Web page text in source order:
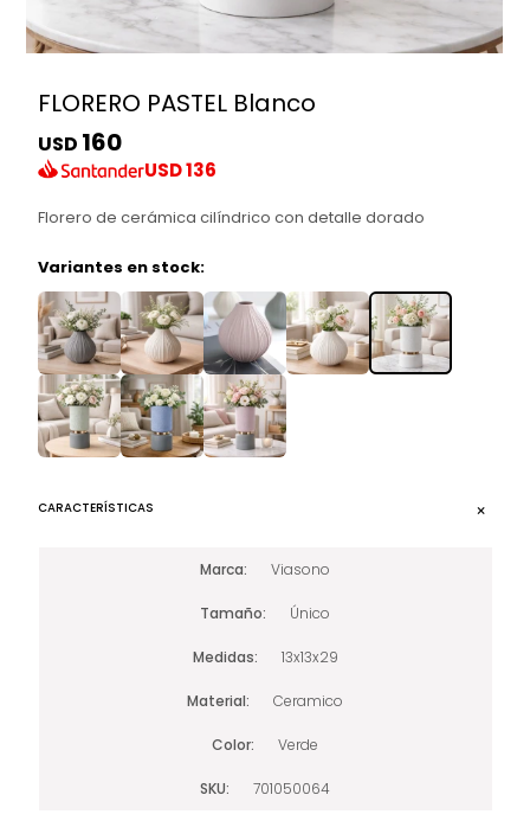
FLORERO PASTEL Blanco
USD 160
USD136
Florero de cerámica cilíndrico con detalle dorado
Variantes en stock:
CARACTERÍSTICAS
Marca Viasono
Tamaño Único
Medidas 13x13x29
Material Ceramico
Color Verde
SKU 701050064